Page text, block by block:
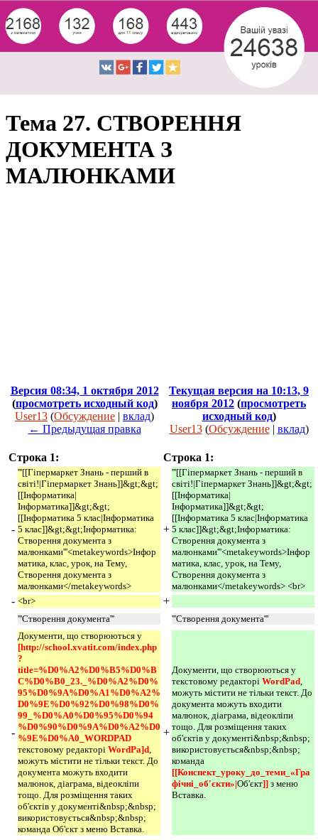
Тема 27. СТВОРЕННЯ
ДОКУМЕНТА З
МАЛЮНКАМИ
Версия 08:34, 1 октября 2012
(просмотреть исходный код)
User13 (Обсуждение | вклад)
← Предыдущая правка
Текущая версия на 10:13, 9
ноября 2012 (просмотреть
исходный код)
User13 (Обсуждение| вклад)
Строка 1: Строка 1:
-
'''[[Гіпермаркет Знань - перший в
світі!|Гіпермаркет Знань]]&gt;&gt;
[[Інформатика|
Інформатика]]&gt;&gt;
[[Інформатика 5 клас|Інформатика
5 клас]]&gt;&gt;Інформатика:
Створення документа з
малюнками'''<metakeywords>Інфор
матика, клас, урок, на Тему,
Створення документа з
малюнками</metakeywords>
+
'''[[Гіпермаркет Знань - перший в
світі!|Гіпермаркет Знань]]&gt;&gt;
[[Інформатика|
Інформатика]]&gt;&gt;
[[Інформатика 5 клас|Інформатика
5 клас]]&gt;&gt;Інформатика:
Створення документа з
малюнками'''<metakeywords>Інфор
матика, клас, урок, на Тему,
Створення документа з
малюнками</metakeywords> <br>
- <br> +
'''Створення документа''' '''Створення документа'''
-
Документи, що створюються у
[http://school.xvatit.com/index.php
?
title=%D0%A2%D0%B5%D0%B
C%D0%B0_23._%D0%A2%D0%
95%D0%9A%D0%A1%D0%A2%
D0%9E%D0%92%D0%98%D0%
99_%D0%A0%D0%95%D0%94
%D0%90%D0%9A%D0%A2%D0
текстовому редакторі WordPa]d,
можуть містити не тільки текст. До
документа можуть входити
малюнок, діаграма, відеокліпи
тощо. Для розміщення таких
об'єктів у документі&nbsp;&nbsp;
використовується&nbsp;&nbsp;
команда Об'єкт з меню Вставка.
+
Документи, що створюються у
текстовому редакторі WordPad,
можуть містити не тільки текст. До
документа можуть входити
малюнок, діаграма, відеокліпи
тощо. Для розміщення таких
об'єктів у документі&nbsp;&nbsp;
використовується&nbsp;&nbsp;
команда
[[Конспект_уроку_до_теми_«Гра
фічні_об'єкти»|Об'єкт]] з меню
Вставка.